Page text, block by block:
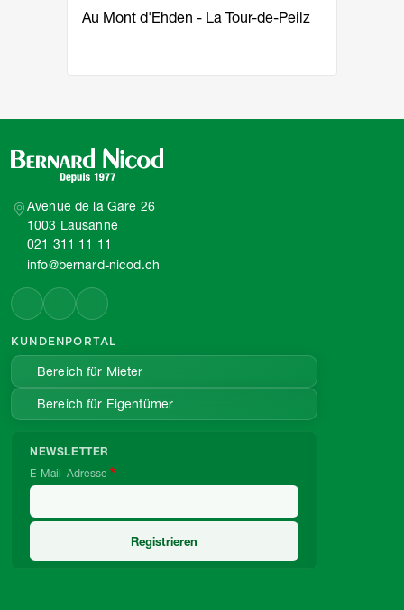
Au Mont d'Ehden - La Tour-de-Peilz
Avenue de la Gare 26
1003 Lausanne
021 311 11 11
info@bernard-nicod.ch
KUNDENPORTAL
Bereich für Mieter
Bereich für Eigentümer
NEWSLETTER
E-Mail-Adresse